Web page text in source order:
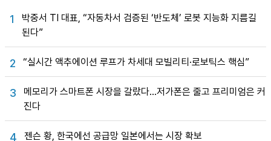
1
박중서 TI 대표, “자동차서 검증된 ‘반도체’ 로봇 지능화 지름길
된다”
2 “실시간 액추에이션 루프가 차세대 모빌리티·로보틱스 핵심”
3
메모리가 스마트폰 시장을 갈랐다…저가폰은 줄고 프리미엄은 커
진다
4 젠슨 황, 한국에선 공급망 일본에서는 시장 확보